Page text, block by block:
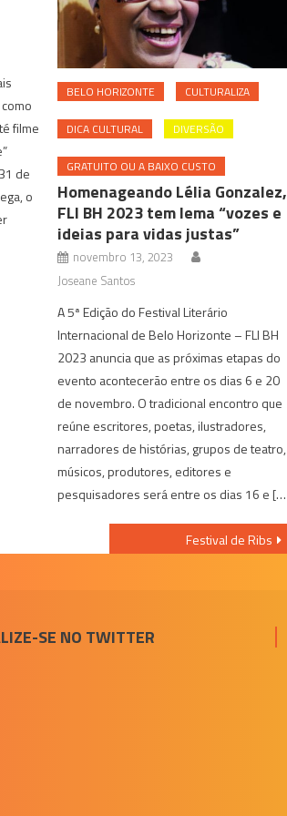
filme
de
o
BELO HORIZONTE CULTURALIZA
DICA CULTURAL DIVERSÃO
GRATUITO OU A BAIXO CUSTO
Homenageando Lélia Gonzalez,
FLI BH 2023 tem lema “vozes e
ideias para vidas justas”
novembro 13, 2023
Joseane Santos
A 5ª Edição do Festival Literário
Internacional de Belo Horizonte – FLI BH
2023 anuncia que as próximas etapas do
evento acontecerão entre os dias 6 e 20
de novembro. O tradicional encontro que
reúne escritores, poetas, ilustradores,
narradores de histórias, grupos de teatro,
músicos, produtores, editores e
pesquisadores será entre os dias 16 e
Festival de Ribs
SE NO TWITTER